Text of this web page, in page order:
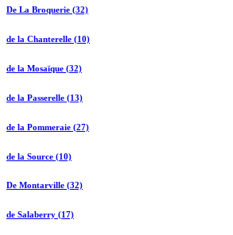
De La Broquerie (32)
de la Chanterelle (10)
de la Mosaïque (32)
de la Passerelle (13)
de la Pommeraie (27)
de la Source (10)
De Montarville (32)
de Salaberry (17)